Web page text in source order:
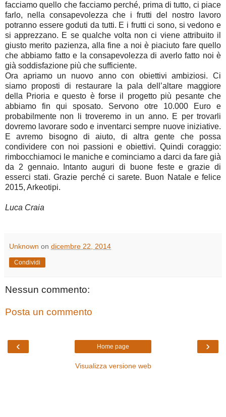
facciamo quello che facciamo perché, prima di tutto, ci piace
farlo, nella consapevolezza che i frutti del nostro lavoro
potranno essere goduti da tutti. E i frutti ci sono, si vedono e
si apprezzano. E se qualche volta non ci viene attribuito il
giusto merito pazienza, alla fine a noi è piaciuto fare quello
che abbiamo fatto e la consapevolezza di averlo fatto noi è
già soddisfazione più che sufficiente.
Ora apriamo un nuovo anno con obiettivi ambiziosi. Ci
siamo proposti di restaurare la pala dell’altare maggiore
della Prioria e questo è forse il progetto più pesante che
abbiamo fin qui sposato. Servono otre 10.000 Euro e
probabilmente non li troveremo in un anno. E per trovarli
dovremo lavorare sodo e inventarci sempre nuove iniziative.
E avremo bisogno di aiuto, di altra gente che possa
condividere con noi passioni e obiettivi. Quindi coraggio:
rimbocchiamoci le maniche e cominciamo a darci da fare già
da 2 gennaio. Intanto auguri di buone feste e grazie di
esserci stati. Grazie perché ci sarete. Buon Natale e felice
2015, Arkeotipi.
Luca Craia
Unknown on dicembre 22, 2014
Condividi
Nessun commento:
Posta un commento
‹ ›
Home page
Visualizza versione web